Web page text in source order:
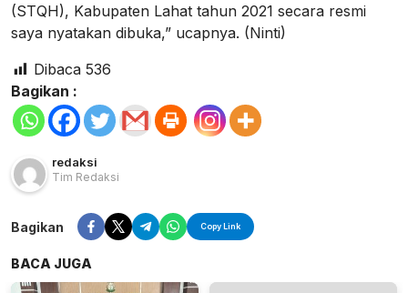
(STQH), Kabupaten Lahat tahun 2021 secara resmi
saya nyatakan dibuka,” ucapnya. (Ninti)
Dibaca 536
Bagikan :
redaksi
Tim Redaksi
Bagikan Copy Link
BACA JUGA